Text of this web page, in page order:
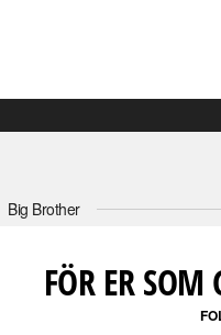
Big Brother
FÖR ER SOM